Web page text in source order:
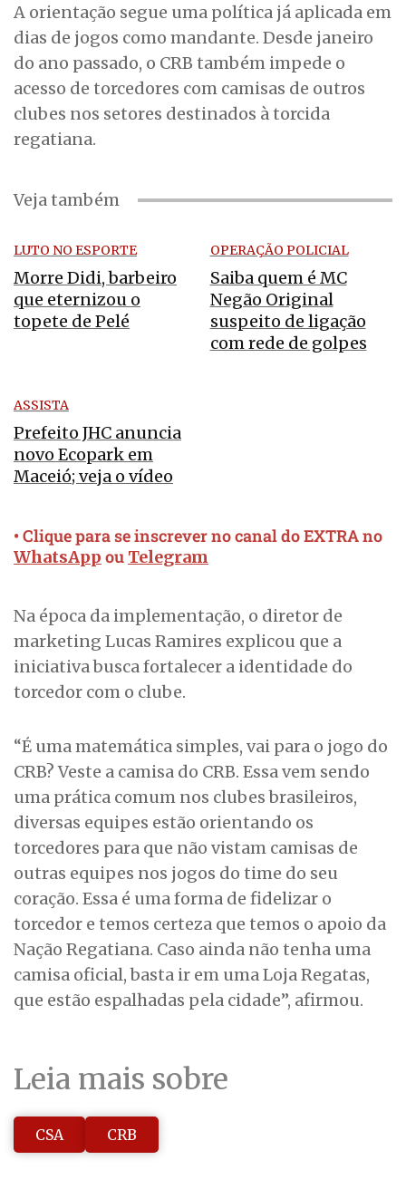
A orientação segue uma política já aplicada em
dias de jogos como mandante. Desde janeiro
do ano passado, o CRB também impede o
acesso de torcedores com camisas de outros
clubes nos setores destinados à torcida
regatiana.
Veja também
LUTO NO ESPORTE
Morre Didi, barbeiro
que eternizou o
topete de Pelé
OPERAÇÃO POLICIAL
Saiba quem é MC
Negão Original
suspeito de ligação
com rede de golpes
ASSISTA
Prefeito JHC anuncia
novo Ecopark em
Maceió; veja o vídeo
• Clique para se inscrever no canal do EXTRA no
WhatsApp ou Telegram
Na época da implementação, o diretor de
marketing Lucas Ramires explicou que a
iniciativa busca fortalecer a identidade do
torcedor com o clube.
“É uma matemática simples, vai para o jogo do
CRB? Veste a camisa do CRB. Essa vem sendo
uma prática comum nos clubes brasileiros,
diversas equipes estão orientando os
torcedores para que não vistam camisas de
outras equipes nos jogos do time do seu
coração. Essa é uma forma de fidelizar o
torcedor e temos certeza que temos o apoio da
Nação Regatiana. Caso ainda não tenha uma
camisa oficial, basta ir em uma Loja Regatas,
que estão espalhadas pela cidade”, afirmou.
Leia mais sobre
CSA CRB